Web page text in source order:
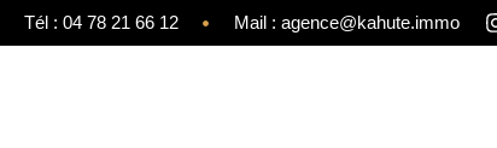
Tél : 04 78 21 66 12 Mail : agence@kahute.immo